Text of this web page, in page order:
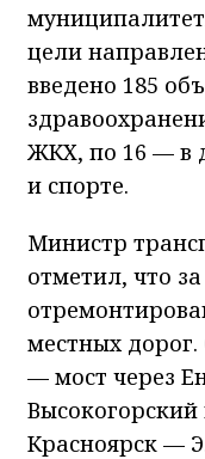
цели
введено 185
ЖКХ, по 16 — в
и спорте.
Министр
отметил, что
местных
— мост через
Красноярск —